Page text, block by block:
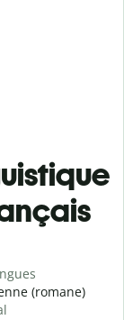
(romane)